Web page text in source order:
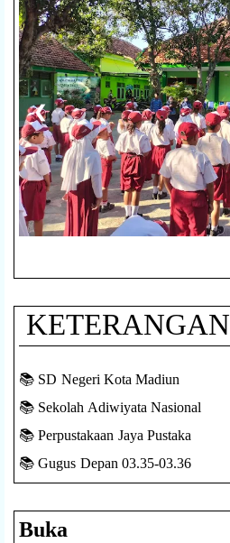
❮
KETERANGAN
📚 SD Negeri Kota Madiun
📚 Sekolah Adiwiyata Nasional
📚 Perpustakaan Jaya Pustaka
📚 Gugus Depan 03.35-03.36
Buka